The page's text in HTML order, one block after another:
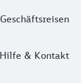
Geschäftsreisen
Hilfe & Kontakt